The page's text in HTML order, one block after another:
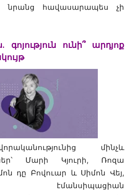
նրանց հավասարապես չի
գոյություն ունի՞ արդյոք
մինչև
Մարի Կյուրի, Ռոզա
դը Բովուար և Սիմոն Վեյ,